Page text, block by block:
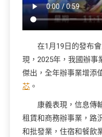
在1月19日的發布
現，2025年，我國辦事
傑出，全年辦事業增添
芯 。
康義表現，信息傳
租賃和商務辦事業，路
和批發業，住宿和餐飲